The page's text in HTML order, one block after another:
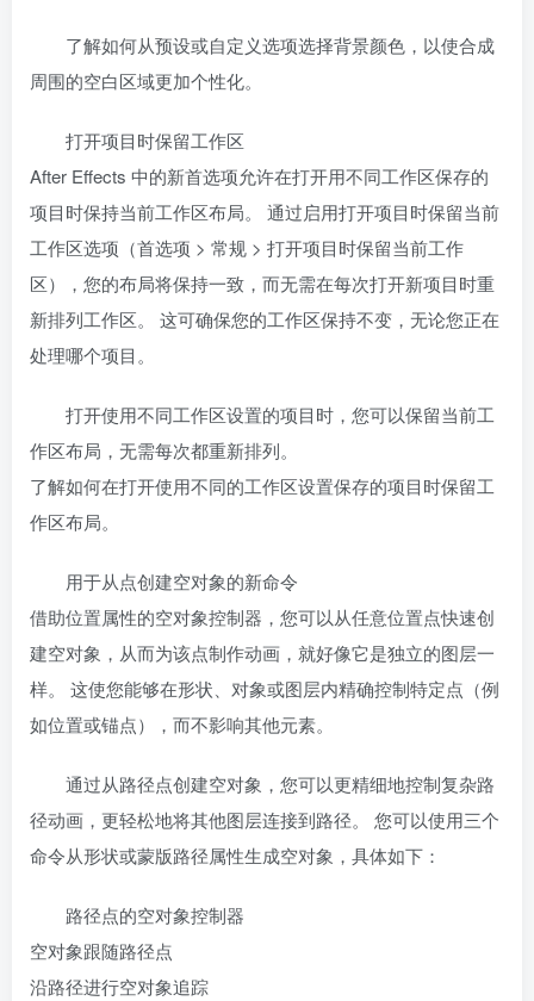
了解如何从预设或自定义选项选择背景颜色，以使合成
周围的空白区域更加个性化。
打开项目时保留工作区
After Effects 中的新首选项允许在打开用不同工作区保存的
项目时保持当前工作区布局。 通过启用打开项目时保留当前
工作区选项（首选项 > 常规 > 打开项目时保留当前工作
区），您的布局将保持一致，而无需在每次打开新项目时重
新排列工作区。 这可确保您的工作区保持不变，无论您正在
处理哪个项目。
打开使用不同工作区设置的项目时，您可以保留当前工
作区布局，无需每次都重新排列。
了解如何在打开使用不同的工作区设置保存的项目时保留工
作区布局。
用于从点创建空对象的新命令
借助位置属性的空对象控制器，您可以从任意位置点快速创
建空对象，从而为该点制作动画，就好像它是独立的图层一
样。 这使您能够在形状、对象或图层内精确控制特定点（例
如位置或锚点），而不影响其他元素。
通过从路径点创建空对象，您可以更精细地控制复杂路
径动画，更轻松地将其他图层连接到路径。 您可以使用三个
命令从形状或蒙版路径属性生成空对象，具体如下：
路径点的空对象控制器
空对象跟随路径点
沿路径进行空对象追踪